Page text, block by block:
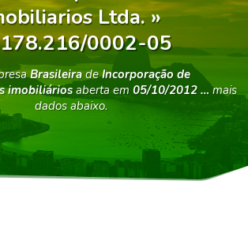
Ltda. »
0002-05
BrasileiradeIncorporação de
imobiliáriosaberta em 05/10/2012 …mais
dados abaixo.